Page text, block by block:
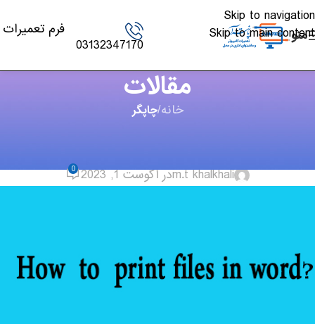
Skip to navigation
Skip to main content
منو
03132347170
فرم تعمیرات
مقالات
خانه/چاپگر
m.t khalkhaliدر آگوست 1, 2023 0